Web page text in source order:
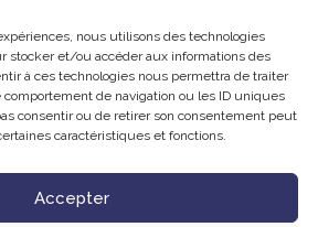
nous utilisons des technologies
stocker et/ou accéder aux informations des
à ces technologies nous permettra de traiter
de navigation ou les ID uniques
consentir ou de retirer son consentement peut
caractéristiques et fonctions.
Accepter